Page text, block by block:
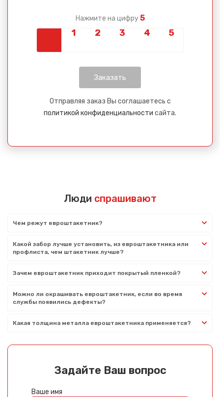
Нажмите на цифру 5
Отправляя заказ Вы соглашаетесь с
политикой конфиденциальности сайта.
Люди спрашивают
Чем режут евроштакетник?
Какой забор лучше установить, из евроштакетника или
профлиста, чем штакетник лучше?
Зачем евроштакетник приходит покрытый пленкой?
Можно ли окрашивать евроштакетник, если во время
службы появились дефекты?
Какая толщина металла евроштакетника применяется?
Задайте Ваш вопрос
Ваше имя